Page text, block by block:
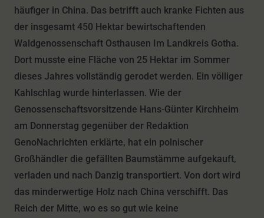
häufiger in China. Das betrifft auch kranke Fichten aus
der insgesamt 450 Hektar bewirtschaftenden
Waldgenossenschaft Osthausen Im Landkreis Gotha.
Dort musste eine Fläche von 25 Hektar im Sommer
dieses Jahres vollständig gerodet werden. Ein völliger
Kahlschlag wurde hinterlassen. Wie der
Genossenschaftsvorsitzende Hans-Günter Kirchheim
am Donnerstag gegenüber der Redaktion
GenoNachrichten erklärte, hat ein polnischer
Großhändler die gefällten Baumstämme aufgekauft,
verladen und nach Danzig transportiert. Von dort wird
das minderwertige Holz nach China verschifft. Das
Reich der Mitte, wo es so gut wie keine